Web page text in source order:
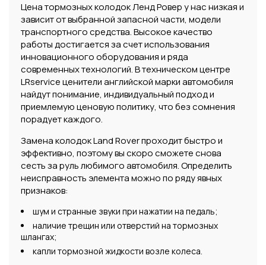
Цена тормозных колодок Ленд Ровер у нас низкая и
зависит от выбранной запасной части, модели
транспортного средства. Высокое качество
работы достигается за счет использования
инновационного оборудования и ряда
современных технологий. В техническом центре
LRservice ценители английской марки автомобиля
найдут понимание, индивидуальный подход и
приемлемую ценовую политику, что без сомнения
порадует каждого.
Замена колодок Land Rover проходит быстро и
эффективно, поэтому вы скоро сможете снова
сесть за руль любимого автомобиля. Определить
неисправность элемента можно по ряду явных
признаков:
шум и странные звуки при нажатии на педаль;
наличие трещин или отверстий на тормозных
шлангах;
капли тормозной жидкости возле колеса.